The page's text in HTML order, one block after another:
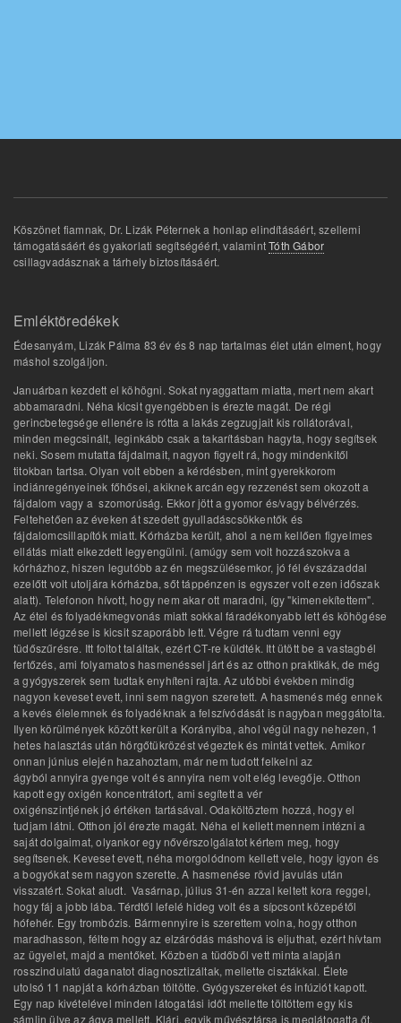
Köszönet fiamnak, Dr. Lizák Péternek a honlap elindításáért, szellemi
támogatásáért és gyakorlati segítségéért, valamintTóth Gábor
csillagvadásznak a tárhely biztosításáért.
Emléktöredékek
Édesanyám, Lizák Pálma 83 év és 8 nap tartalmas élet után elment, hogy
máshol szolgáljon.
Januárban kezdett el köhögni. Sokat nyaggattam miatta, mert nem akart
abbamaradni. Néha kicsit gyengébben is érezte magát. De régi
gerincbetegsége ellenére is rótta a lakás zegzugjait kis rollátorával,
minden megcsinált, leginkább csak a takarításban hagyta, hogy segítsek
neki. Sosem mutatta fájdalmait, nagyon figyelt rá, hogy mindenkitől
titokban tartsa. Olyan volt ebben a kérdésben, mint gyerekkorom
indiánregényeinek főhősei, akiknek arcán egy rezzenést sem okozott a
fájdalom vagy a szomorúság. Ekkor jött a gyomor és/vagy bélvérzés.
Feltehetően az éveken át szedett gyulladáscsökkentők és
fájdalomcsillapítók miatt. Kórházba került, ahol a nem kellően figyelmes
ellátás miatt elkezdett legyengülni. (amúgy sem volt hozzászokva a
kórházhoz, hiszen legutóbb az én megszülésemkor, jó fél évszázaddal
ezelőtt volt utoljára kórházba, sőt táppénzen is egyszer volt ezen időszak
alatt). Telefonon hívott, hogy nem akar ott maradni, így "kimenekítettem".
Az étel és folyadékmegvonás miatt sokkal fáradékonyabb lett és köhögése
mellett légzése is kicsit szaporább lett. Végre rá tudtam venni egy
tüdőszűrésre. Itt foltot találtak, ezért CT-re küldték. Itt ütött be a vastagbél
fertőzés, ami folyamatos hasmenéssel járt és az otthon praktikák, de még
a gyógyszerek sem tudtak enyhíteni rajta. Az utóbbi években mindig
nagyon keveset evett, inni sem nagyon szeretett. A hasmenés még ennek
a kevés élelemnek és folyadéknak a felszívódását is nagyban meggátolta.
Ilyen körülmények között került a Korányiba, ahol végül nagy nehezen, 1
hetes halasztás után hörgőtükrözést végeztek és mintát vettek. Amikor
onnan június elején hazahoztam, már nem tudott felkelni az
ágyból annyira gyenge volt és annyira nem volt elég levegője. Otthon
kapott egy oxigén koncentrátort, ami segített a vér
oxigénszintjének jó értéken tartásával. Odaköltöztem hozzá, hogy el
tudjam látni. Otthon jól érezte magát. Néha el kellett mennem intézni a
saját dolgaimat, olyankor egy nővérszolgálatot kértem meg, hogy
segítsenek. Keveset evett, néha morgolódnom kellett vele, hogy igyon és
a bogyókat sem nagyon szerette. A hasmenése rövid javulás után
visszatért. Sokat aludt. Vasárnap, július 31-én azzal keltett kora reggel,
hogy fáj a jobb lába. Térdtől lefelé hideg volt és a sípcsont közepétől
hófehér. Egy trombózis. Bármennyire is szerettem volna, hogy otthon
maradhasson, féltem hogy az elzáródás máshová is eljuthat, ezért hívtam
az ügyelet, majd a mentőket. Közben a tüdőből vett minta alapján
rosszindulatú daganatot diagnosztizáltak, mellette cisztákkal. Élete
utolsó 11 napját a kórházban töltötte. Gyógyszereket és infúziót kapott.
Egy nap kivételével minden látogatási időt mellette töltöttem egy kis
sámlin ülve az ágya mellett. Klári, egyik művésztársa is meglátogatta őt,